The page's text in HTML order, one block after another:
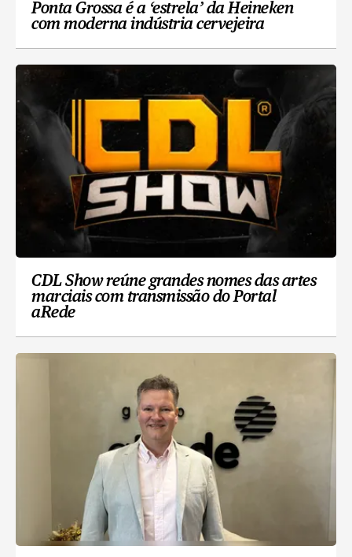
Ponta Grossa é a ‘estrela’ da Heineken
com moderna indústria cervejeira
CDL Show reúne grandes nomes das artes
marciais com transmissão do Portal
aRede